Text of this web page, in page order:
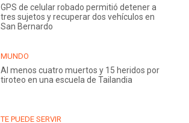
GPS de celular robado permitió detener a
tres sujetos y recuperar dos vehículos en
San Bernardo
MUNDO
Al menos cuatro muertos y 15 heridos por
tiroteo en una escuela de Tailandia
TE PUEDE SERVIR